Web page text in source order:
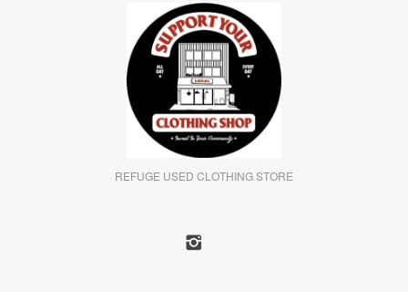
REFUGE USED CLOTHING STORE